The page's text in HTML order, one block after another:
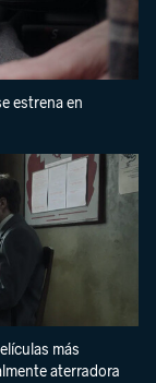
estrena en
más
aterradora